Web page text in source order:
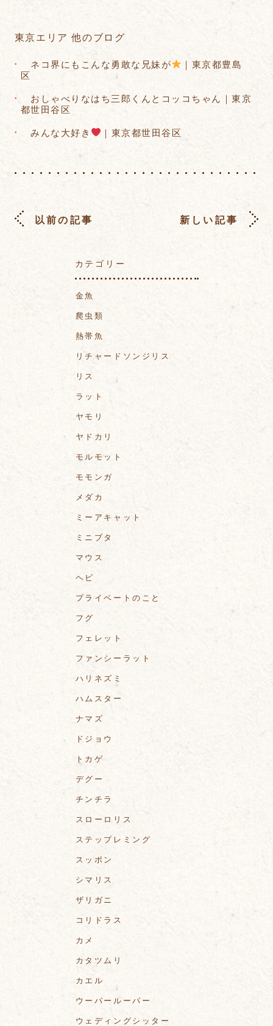
東京エリア 他のブログ
ネコ界にもこんな勇敢な兄妹が
｜東京都豊島
区
おしゃべりなはち三郎くんとコッコちゃん｜東京
都世田谷区
みんな大好き ｜東京都世田谷区
以前の記事 新しい記事
カテゴリー
金魚
爬虫類
熱帯魚
リチャードソンジリス
リス
ラット
ヤモリ
ヤドカリ
モルモット
モモンガ
メダカ
ミーアキャット
ミニブタ
マウス
ヘビ
プライベートのこと
フグ
フェレット
ファンシーラット
ハリネズミ
ハムスター
ナマズ
ドジョウ
トカゲ
デグー
チンチラ
スローロリス
ステップレミング
スッポン
シマリス
ザリガニ
コリドラス
カメ
カタツムリ
カエル
ウーパールーパー
ウェディングシッター